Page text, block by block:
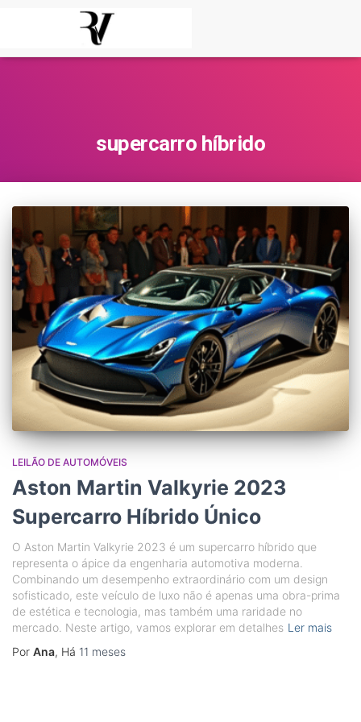
supercarro híbrido
LEILÃO DE AUTOMÓVEIS
Aston Martin Valkyrie 2023
Supercarro Híbrido Único
O Aston Martin Valkyrie 2023 é um supercarro híbrido que
representa o ápice da engenharia automotiva moderna.
Combinando um desempenho extraordinário com um design
sofisticado, este veículo de luxo não é apenas uma obra-prima
de estética e tecnologia, mas também uma raridade no
mercado. Neste artigo, vamos explorar em detalhes Ler mais
Por Ana, Há 11 meses